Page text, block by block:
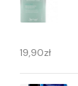
19,90zł